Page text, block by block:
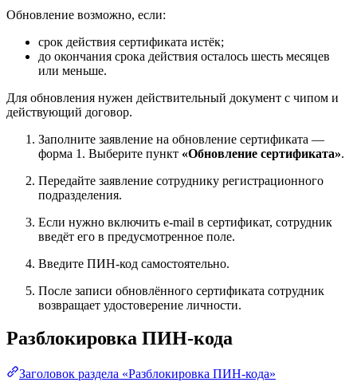
Обновление возможно, если:
срок действия сертификата истёк;
до окончания срока действия осталось шесть месяцев
или меньше.
Для обновления нужен действительный документ с чипом и
действующий договор.
Заполните заявление на обновление сертификата —
форма 1. Выберите пункт «Обновление сертификата».
Передайте заявление сотруднику регистрационного
подразделения.
Если нужно включить e-mail в сертификат, сотрудник
введёт его в предусмотренное поле.
Введите ПИН-код самостоятельно.
После записи обновлённого сертификата сотрудник
возвращает удостоверение личности.
Разблокировка ПИН-кода
Заголовок раздела «Разблокировка ПИН-кода»